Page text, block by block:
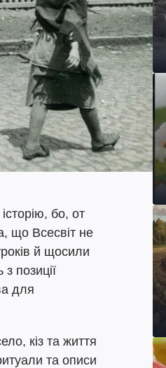
бо, от
що Всесвіт не
й щосили
позиції
для
кіз та життя
та описи